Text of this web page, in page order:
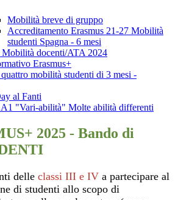
Mobilità breve di gruppo
Accreditamento Erasmus 21-27 Mobilità
studenti Spagna - 6 mesi
Mobilità docenti/ATA 2024
Erasmus+
mobilità studenti di 3 mesi -
al Fanti
"Vari-abilità" Molte abilità differenti
2025 - Bando di
delle classi III e IV a partecipare al
di studenti allo scopo di